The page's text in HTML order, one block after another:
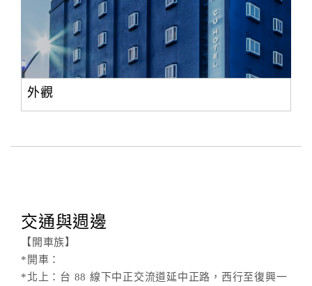
外觀
交通與週邊
【開車族】
*開車：
*北上：台 88 線下中正交流道延中正路，西行至復興一